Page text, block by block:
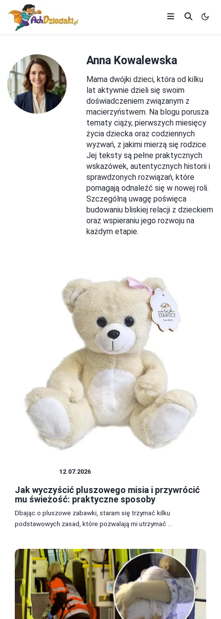
Anna Kowalewska
Mama dwójki dzieci, która od kilku
lat aktywnie dzieli się swoim
doświadczeniem związanym z
macierzyństwem. Na blogu porusza
tematy ciąży, pierwszych miesięcy
życia dziecka oraz codziennych
wyzwań, z jakimi mierzą się rodzice.
Jej teksty są pełne praktycznych
wskazówek, autentycznych historii i
sprawdzonych rozwiązań, które
pomagają odnaleźć się w nowej roli.
Szczególną uwagę poświęca
budowaniu bliskiej relacji z dzieckiem
oraz wspieraniu jego rozwoju na
każdym etapie.
12.07.2026
Jak wyczyścić pluszowego misia i przywrócić
mu świeżość: praktyczne sposoby
Dbając o pluszowe zabawki, staram się trzymać kilku
podstawowych zasad, które pozwalają mi utrzymać ...